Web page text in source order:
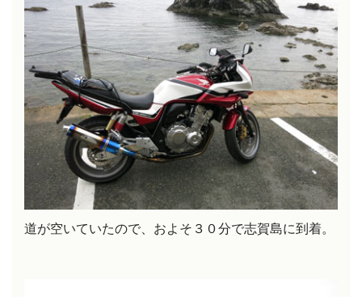
道が空いていたので、およそ３０分で志賀島に到着。